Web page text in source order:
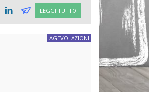
LEGGI TUTTO
AGEVOLAZIONI